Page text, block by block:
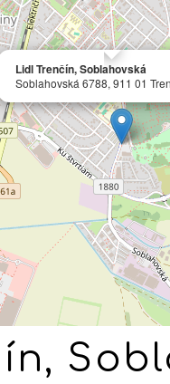
Lidl Trenčín, Soblahovská
Soblahovská 6788, 911 01